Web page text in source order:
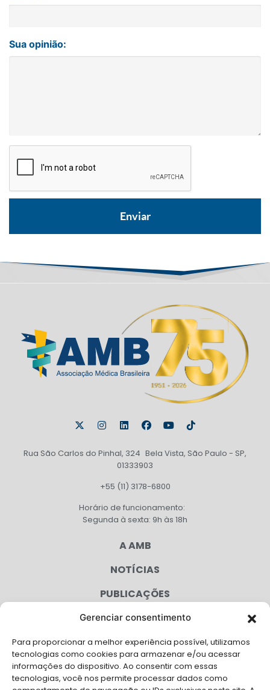
Gerenciar consentimento
Para proporcionar a melhor experiência possível, utilizamos
tecnologias como cookies para armazenar e/ou acessar
informações do dispositivo. Ao consentir com essas
tecnologias, você nos permite processar dados como
Sua opinião:
Rua São Carlos do Pinhal, 324 Bela Vista, São Paulo - SP,
01333903
+55 (11) 3178-6800
Horário de funcionamento:
Segunda à sexta: 9h às 18h
A AMB
NOTÍCIAS
PUBLICAÇÕES
CONGRESSO
AGENDA
CAMPANHAS